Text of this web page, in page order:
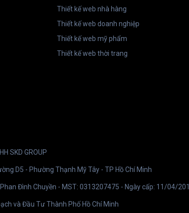
Thiết kế web nhà hàng
Thiết kế web doanh nghiệp
Thiết kế web mỹ phẩm
Thiết kế web thời trang
SKD GROUP
D5 - Phường Thạnh Mỹ Tây - TP Hồ Chí Minh
Đình Chuyền - MST: 0313207475 - Ngày cấp: 11/04/
và Đầu Tư Thành Phố Hồ Chí Minh